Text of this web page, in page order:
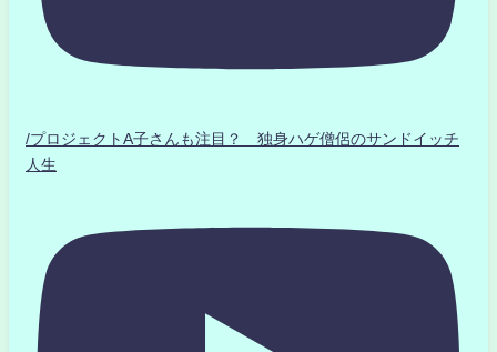
/プロジェクトA子さんも注目？ 独身ハゲ僧侶のサンドイッチ
人生